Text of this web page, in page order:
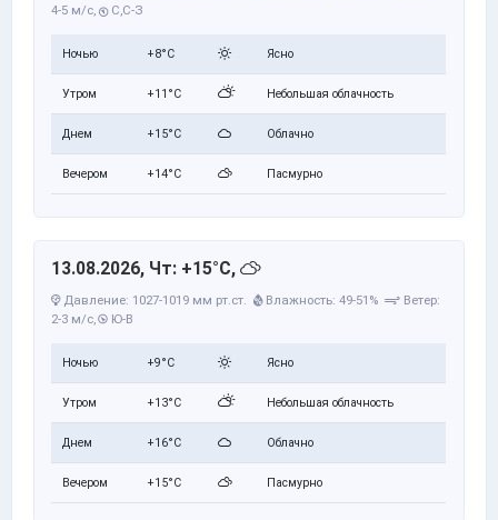
4-5 м/с, С,С-З
Ночью +8°C Ясно
Утром +11°C Небольшая облачность
Днем +15°C Облачно
Вечером +14°C Пасмурно
13.08.2026, Чт: +15°C,
Давление: 1027-1019 мм рт.ст. Влажность: 49-51%
Ветер:
2-3 м/с,
Ю-В
Ночью +9°C Ясно
Утром +13°C Небольшая облачность
Днем +16°C Облачно
Вечером +15°C Пасмурно